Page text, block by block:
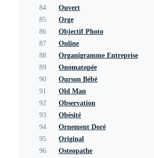
84
Ouvert
85
Orge
86
Objectif Photo
87
Online
88
Organigramme Entreprise
89
Onomatopée
90
Ourson Bébé
91
Old Man
92
Observation
93
Obésité
94
Ornement Doré
95
Original
96
Osteopathe